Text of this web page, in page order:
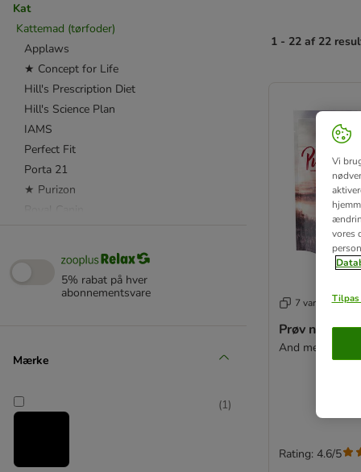
Kat
Kattemad (tørfoder)
Applaws
★ Concept for Life
Hill's Prescription Diet
Hill's Science Plan
IAMS
Perfect Fit
Porta 21
★ Purizon
Royal Canin Veterinary Diet
★ Smilla
Affinity Advance Veterinary Diet
Almo Nature
5% rabat på hver
abonnementsvare
Mærke
(1)
1 - 22 af 22
7 varianter
Prøv nu:
And med Fisk -
Rating: 4.6/5
Vi
vores